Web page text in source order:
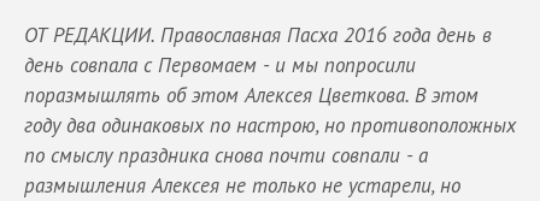
ОТ РЕДАКЦИИ. Православная Пасха 2016 года день в
день совпала с Первомаем - и мы попросили
поразмышлять об этом Алексея Цветкова. В этом
году два одинаковых по настрою, но противоположных
по смыслу праздника снова почти совпали - а
размышления Алексея не только не устарели, но